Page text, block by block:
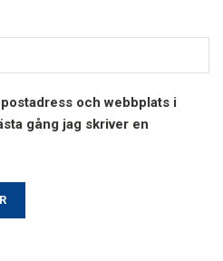
och webbplats i
gång jag skriver en